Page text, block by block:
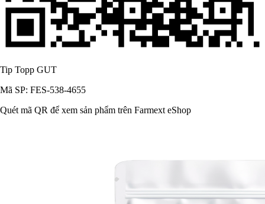
Tip Topp GUT
Mã SP: FES-538-4655
Quét mã QR để xem sản phẩm trên Farmext eShop